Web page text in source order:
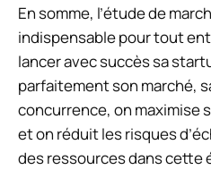
En somme, l’étude de
indispensable pour tout
lancer avec succès sa
parfaitement son marché,
concurrence, on maximise
et on réduit les risques
des ressources dans cette